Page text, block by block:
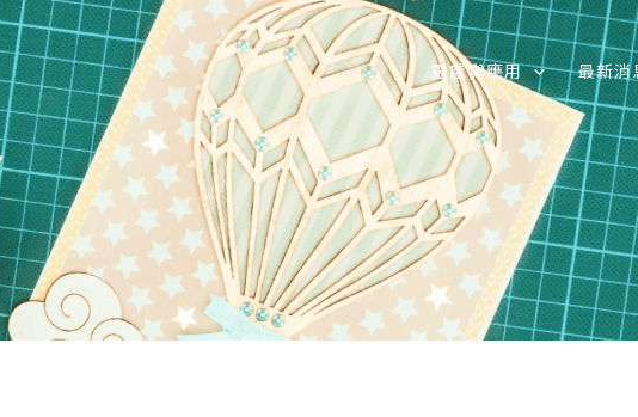
靈感與應用 最新消